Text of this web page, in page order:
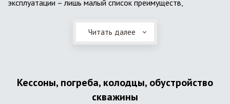
эксплуатации – лишь малый список преимуществ,
Он независим от источников электроэнергии, прост в
применении, и стоек к внешним механическим
достоинства обуславливают большую популярность
септика из железобетонных колец.
Читать далее
Кессоны, погреба, колодцы, обустройство
скважины